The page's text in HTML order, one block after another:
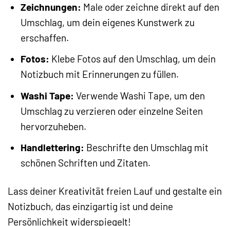
Zeichnungen: Male oder zeichne direkt auf den
Umschlag, um dein eigenes Kunstwerk zu
erschaffen.
Fotos: Klebe Fotos auf den Umschlag, um dein
Notizbuch mit Erinnerungen zu füllen.
Washi Tape: Verwende Washi Tape, um den
Umschlag zu verzieren oder einzelne Seiten
hervorzuheben.
Handlettering: Beschrifte den Umschlag mit
schönen Schriften und Zitaten.
Lass deiner Kreativität freien Lauf und gestalte ein
Notizbuch, das einzigartig ist und deine
Persönlichkeit widerspiegelt!